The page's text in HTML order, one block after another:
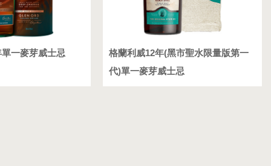
一麥芽威士忌
格蘭利威12年(黑市聖水限量版第一
代)單一麥芽威士忌